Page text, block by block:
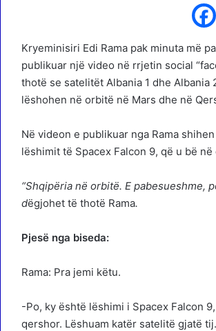
Kryeminisiri Edi Rama pak minuta më
publikuar një video në rrjetin social
thotë se satelitët Albania 1 dhe Albania
lëshohen në orbitë në Mars dhe në
Në videon e publikuar nga Rama
lëshimit të Spacex Falcon 9, që u bë në
“Shqipëria në orbitë. E pabesueshme,
dëgjohet të thotë Rama.
Pjesë nga biseda:
Rama: Pra jemi këtu.
-Po, ky është lëshimi i Spacex Falcon
qershor. Lëshuam katër satelitë gjatë